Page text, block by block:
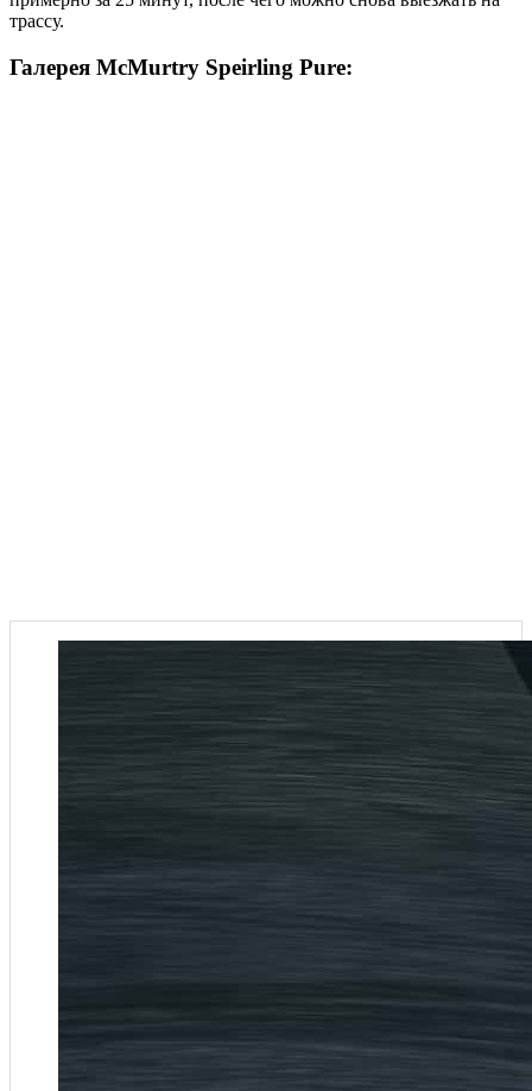
трассу.
Галерея McMurtry Speirling Pure: